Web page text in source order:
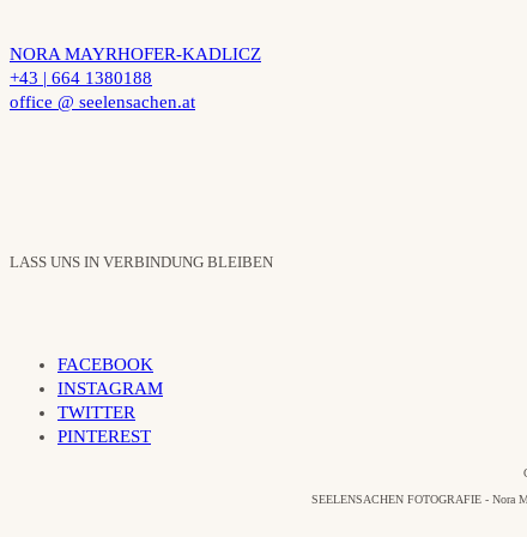
NORA MAYRHOFER-KADLICZ
+43 | 664 1380188
office @ seelensachen.at
LASS UNS IN VERBINDUNG BLEIBEN
FACEBOOK
INSTAGRAM
TWITTER
PINTEREST
SEELENSACHEN FOTOGRAFIE - Nora